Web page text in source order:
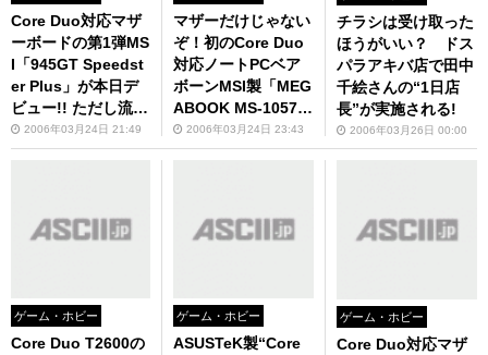
Core Duo対応マザ
ーボードの第1弾MS
I「945GT Speedst
er Plus」が本日デ
ビュー!! ただし流通
量は“極々”少量！
2006年03月24日 21:49
マザーだけじゃない
ぞ！初のCore Duo
対応ノートPCベア
ボーンMSI製「MEG
ABOOK MS-1057」
の販売もスタート！
2006年03月24日 23:43
チラシは受け取った
ほうがいい？ ドス
パラアキバ店で田中
千絵さんの“1日店
長”が実施される!
2006年03月26日 00:00
ゲーム・ホビー
Core Duo T2600の
ゲーム・ホビー
ASUSTeK製“Core
ゲーム・ホビー
Core Duo対応マザ